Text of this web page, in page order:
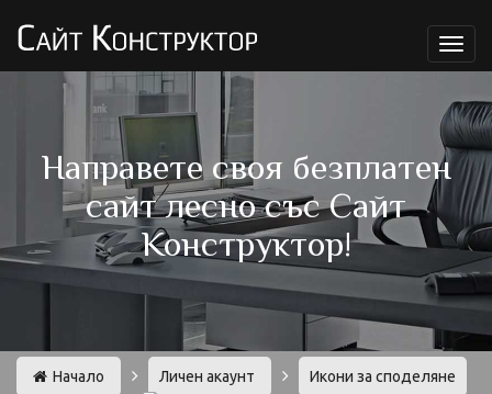
Направете своя безплатен
сайт лесно със Сайт
Конструктор!
Начало Личен акаунт Икони за споделяне